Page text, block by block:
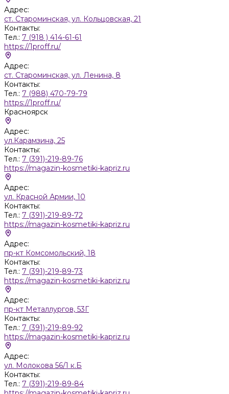
Адрес:
ст. Староминская, ул. Кольцовская, 21
Контакты:
Тел.: 7 (918 ) 414-61-61
https://1proff.ru/
Адрес:
ст. Староминская, ул. Ленина, 8
Контакты:
Тел.: 7 (988) 470-79-79
https://1proff.ru/
Красноярск
Адрес:
ул.Карамзина, 25
Контакты:
Тел.: 7 (391)-219-89-76
https://magazin-kosmetiki-kapriz.ru
Адрес:
ул. Красной Армии, 10
Контакты:
Тел.: 7 (391)-219-89-72
https://magazin-kosmetiki-kapriz.ru
Адрес:
пр-кт Комсомольский, 18
Контакты:
Тел.: 7 (391)-219-89-73
https://magazin-kosmetiki-kapriz.ru
Адрес:
пр-кт Металлургов, 53Г
Контакты:
Тел.: 7 (391)-219-89-92
https://magazin-kosmetiki-kapriz.ru
Адрес:
ул. Молокова 56/1 к.Б
Контакты:
Тел.: 7 (391)-219-89-84